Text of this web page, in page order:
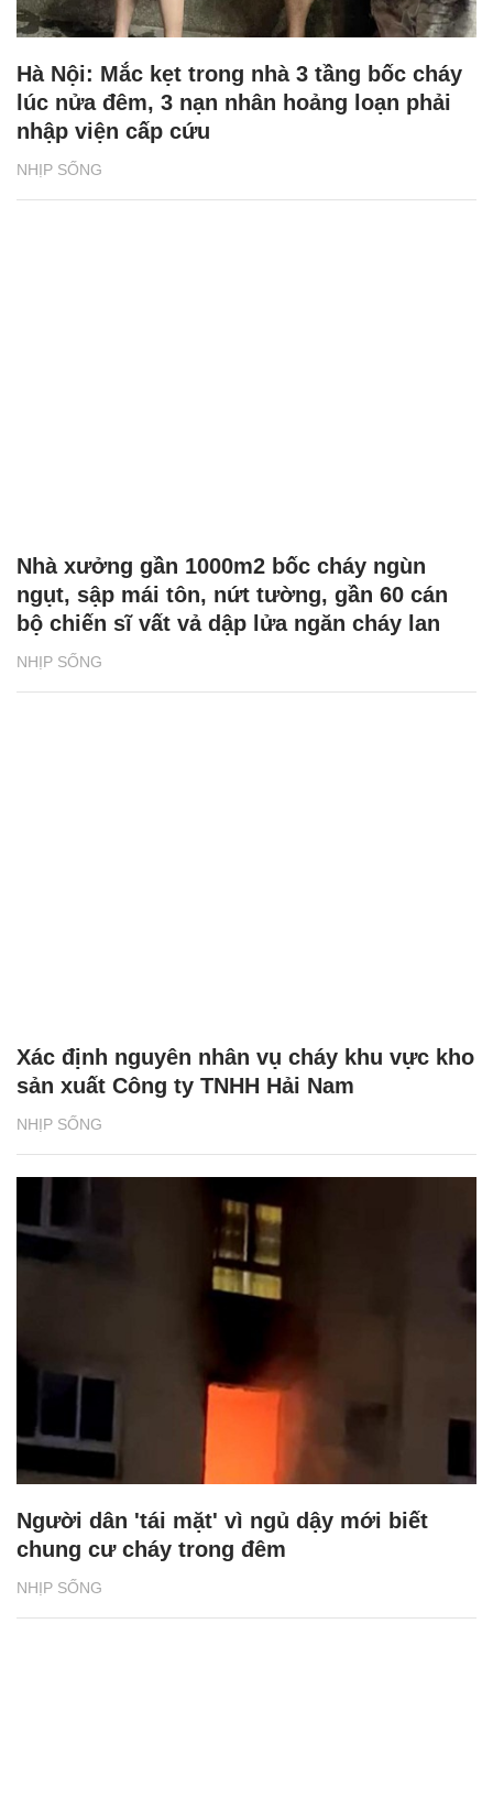
NHỊP SỐNG
Hà Nội: Mắc kẹt trong nhà 3 tầng bốc cháy
lúc nửa đêm, 3 nạn nhân hoảng loạn phải
nhập viện cấp cứu
NHỊP SỐNG
Nhà xưởng gần 1000m2 bốc cháy ngùn
ngụt, sập mái tôn, nứt tường, gần 60 cán
bộ chiến sĩ vất vả dập lửa ngăn cháy lan
NHỊP SỐNG
Xác định nguyên nhân vụ cháy khu vực kho
sản xuất Công ty TNHH Hải Nam
NHỊP SỐNG
Người dân 'tái mặt' vì ngủ dậy mới biết
chung cư cháy trong đêm